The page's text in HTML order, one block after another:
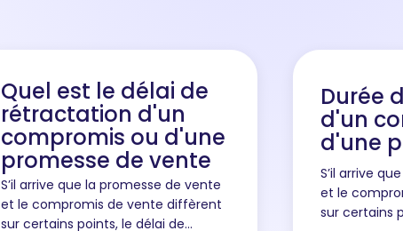
Quel est le délai de
rétractation d'un
compromis ou d'une
promesse de vente
S’il arrive que la promesse de vente
et le compromis de vente diffèrent
sur certains points, le délai de
Durée
d'un
d'une
S’il arrive
et le
sur certains